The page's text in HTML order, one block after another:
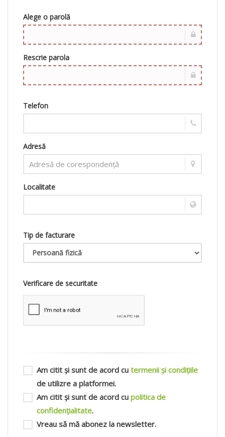
Alege o parolă
Rescrie parola
Telefon
Adresă
Localitate
Tip de facturare
Verificare de securitate
Am citit și sunt de acord cu termenii și condițiile
de utilizre a platformei.
Am citit și sunt de acord cu politica de
confidențialitate.
Vreau să mă abonez la newsletter.